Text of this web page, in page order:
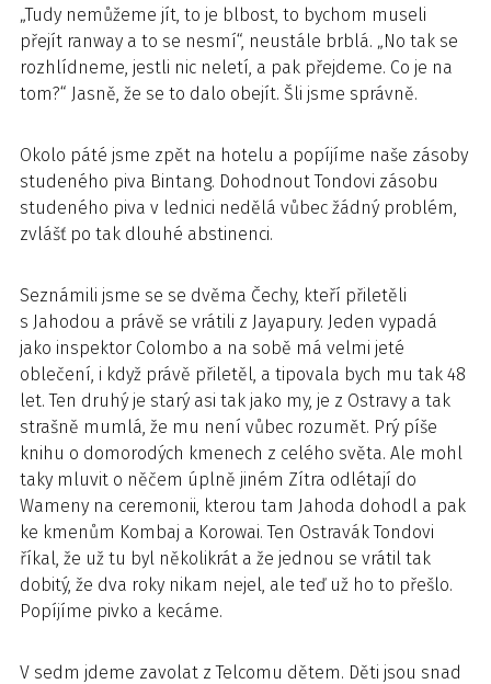
„Tudy nemůžeme jít, to je blbost, to bychom museli
přejít ranway a to se nesmí“, neustále brblá. „No tak se
rozhlídneme, jestli nic neletí, a pak přejdeme. Co je na
tom?“ Jasně, že se to dalo obejít. Šli jsme správně.
Okolo páté jsme zpět na hotelu a popíjíme naše zásoby
studeného piva Bintang. Dohodnout Tondovi zásobu
studeného piva v lednici nedělá vůbec žádný problém,
zvlášť po tak dlouhé abstinenci.
Seznámili jsme se se dvěma Čechy, kteří přiletěli
s Jahodou a právě se vrátili z Jayapury. Jeden vypadá
jako inspektor Colombo a na sobě má velmi jeté
oblečení, i když právě přiletěl, a tipovala bych mu tak 48
let. Ten druhý je starý asi tak jako my, je z Ostravy a tak
strašně mumlá, že mu není vůbec rozumět. Prý píše
knihu o domorodých kmenech z celého světa. Ale mohl
taky mluvit o něčem úplně jiném Zítra odlétají do
Wameny na ceremonii, kterou tam Jahoda dohodl a pak
ke kmenům Kombaj a Korowai. Ten Ostravák Tondovi
říkal, že už tu byl několikrát a že jednou se vrátil tak
dobitý, že dva roky nikam nejel, ale teď už ho to přešlo.
Popíjíme pivko a kecáme.
V sedm jdeme zavolat z Telcomu dětem. Děti jsou snad